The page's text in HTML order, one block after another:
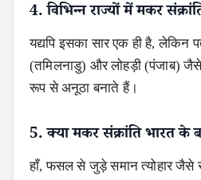
4. विभिन्न राज्यों में मकर
यद्यपि इसका सार एक ही है, लेकिन
(तमिलनाडु) और लोहड़ी (पंजाब) जैसे
रूप से अनूठा बनाते हैं।
5. क्या मकर संक्रांति भारत के
हाँ, फसल से जुड़े समान त्योहार जैसे